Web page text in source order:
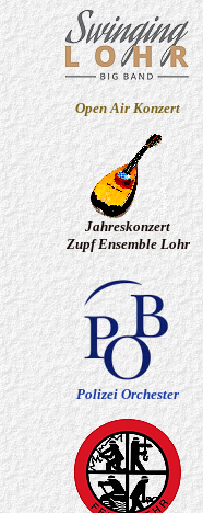
Open Air Konzert
Jahreskonzert
Zupf Ensemble Lohr
Polizei Orchester